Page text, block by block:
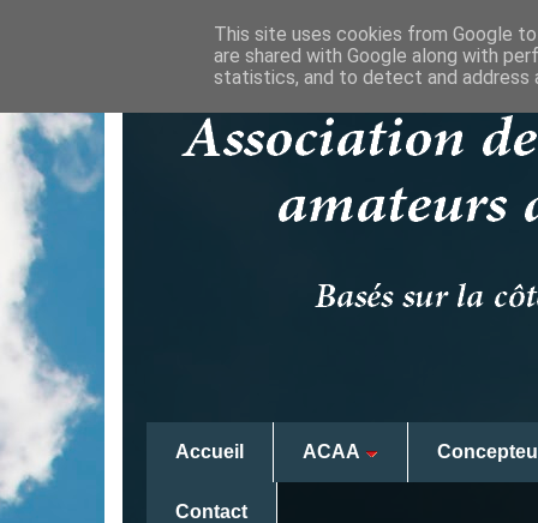
Accueil ACAA
Contact
This site uses cookies from Google
are shared with Google along with
statistics, and to detect and address